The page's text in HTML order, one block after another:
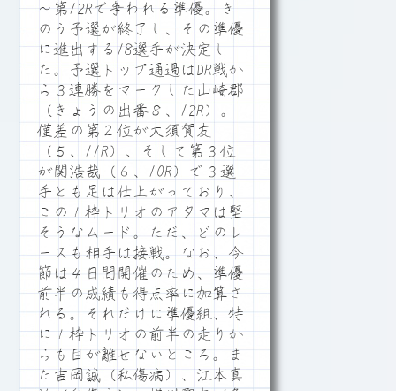
～第12Rで争われる準優。き
のう予選が終了し、その準優
に進出する18選手が決定し
た。予選トップ通過はDR戦か
ら３連勝をマークした山崎郡
（きょうの出番８、12R）。
僅差の第２位が大須賀友
（５、11R）、そして第３位
が関浩哉（６、10R）で３選
手とも足は仕上がっており、
この１枠トリオのアタマは堅
そうなムード。ただ、どのレ
ースも相手は接戦。なお、今
節は４日間開催のため、準優
前半の成績も得点率に加算さ
れる。それだけに準優組、特
に１枠トリオの前半の走りか
らも目が離せないところ。ま
た吉岡誠（私傷病）、江本真